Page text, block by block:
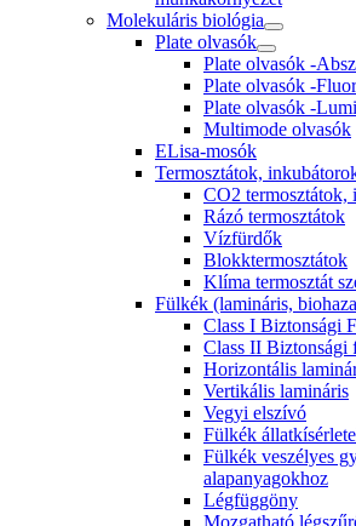
Molekuláris biológia
Plate olvasók
Plate olvasók -
Plate olvasók -
Plate olvasók -
Multimode olvasók
ELisa-mosók
Termosztátok,
CO2 termosztátok,
Rázó termosztátok
Vízfürdők
Blokktermosztátok
Klíma termosztát
Fülkék (lamináris,
Class I Biztonsági
Class II Biztonsági
Horizontális
Vertikális lamináris
Vegyi elszívó
Fülkék
Fülkék veszélyes
alapanyagokhoz
Légfüggöny
Mozgatható